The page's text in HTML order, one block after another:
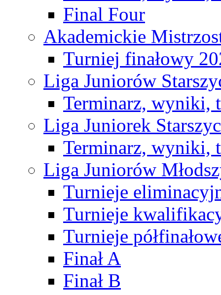
Final Four
Akademickie
Turniej finałowy
Liga Juniorów
Terminarz, wyniki,
Liga Juniorek
Terminarz, wyniki,
Liga Juniorów
Turnieje
Turnieje
Turnieje
Finał A
Finał B